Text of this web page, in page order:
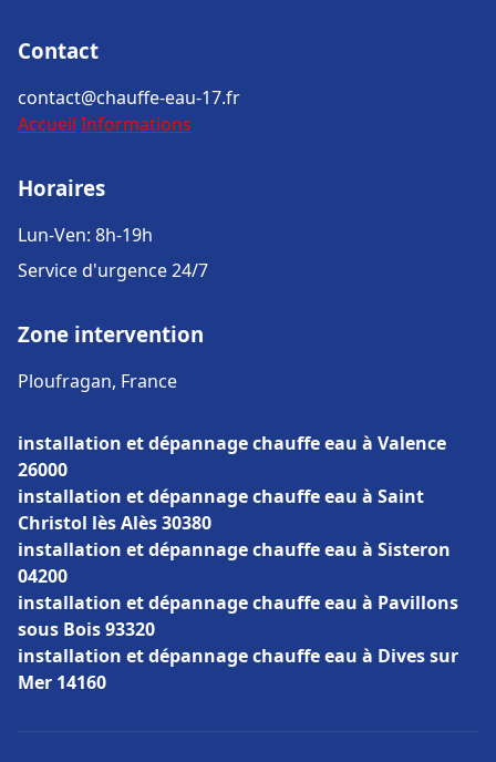
Contact
contact@chauffe-eau-17.fr
Accueil Informations
Horaires
Lun-Ven: 8h-19h
Service d'urgence 24/7
Zone intervention
Ploufragan, France
installation et dépannage chauffe eau à Valence
26000
installation et dépannage chauffe eau à Saint
Christol lès Alès 30380
installation et dépannage chauffe eau à Sisteron
04200
installation et dépannage chauffe eau à Pavillons
sous Bois 93320
installation et dépannage chauffe eau à Dives sur
Mer 14160